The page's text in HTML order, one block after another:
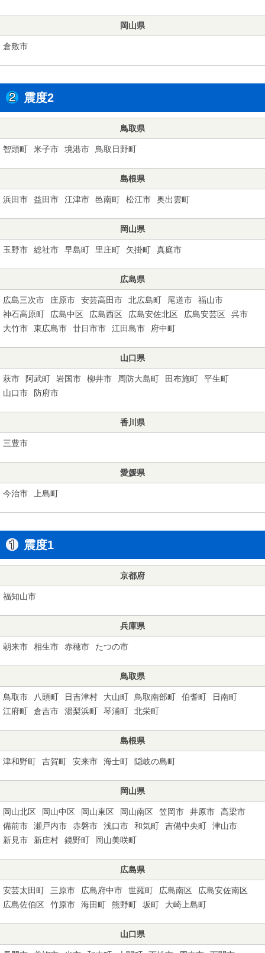
岡山県
倉敷市
震度2
鳥取県
智頭町 米子市 境港市 鳥取日野町
島根県
浜田市 益田市 江津市 邑南町 松江市 奥出雲町
岡山県
玉野市 総社市 早島町 里庄町 矢掛町 真庭市
広島県
広島三次市 庄原市 安芸高田市 北広島町 尾道市
福山市
神石高原町
広島中区 広島西区 広島安佐北区 広島安芸区
呉市
大竹市
東広島市 廿日市市 江田島市 府中町
山口県
萩市 阿武町 岩国市 柳井市 周防大島町 田布施町
平生町
山口市
防府市
香川県
三豊市
愛媛県
今治市 上島町
震度1
京都府
福知山市
兵庫県
朝来市 相生市 赤穂市 たつの市
鳥取県
鳥取市 八頭町 日吉津村 大山町 鳥取南部町 伯耆町
日南町
江府町
倉吉市 湯梨浜町 琴浦町 北栄町
島根県
津和野町 吉賀町 安来市 海士町 隠岐の島町
岡山県
岡山北区 岡山中区 岡山東区 岡山南区 笠岡市 井原市
高梁市
備前市
瀬戸内市 赤磐市 浅口市 和気町 吉備中央町
津山市
新見市
新庄村 鏡野町 岡山美咲町
広島県
安芸太田町 三原市 広島府中市 世羅町 広島南区
広島安佐南区
広島佐伯区
竹原市 海田町 熊野町 坂町 大崎上島町
山口県